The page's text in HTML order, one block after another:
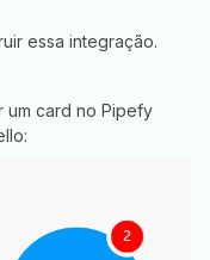
essa integração.
um card no Pipefy